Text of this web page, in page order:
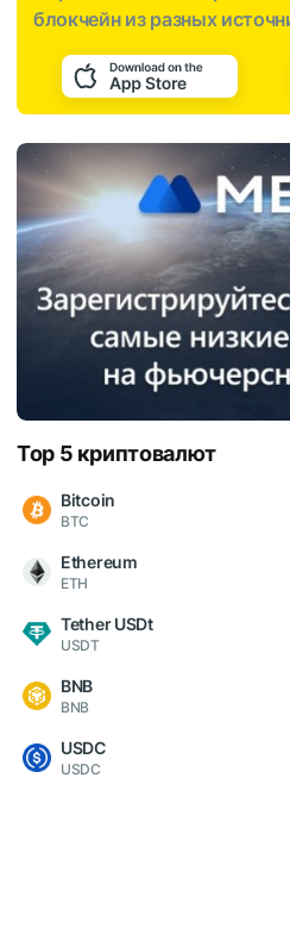
блокчейн из разных
Top 5 криптовалют
Bitcoin
BTC
Ethereum
ETH
Tether USDt
USDT
BNB
BNB
USDC
USDC